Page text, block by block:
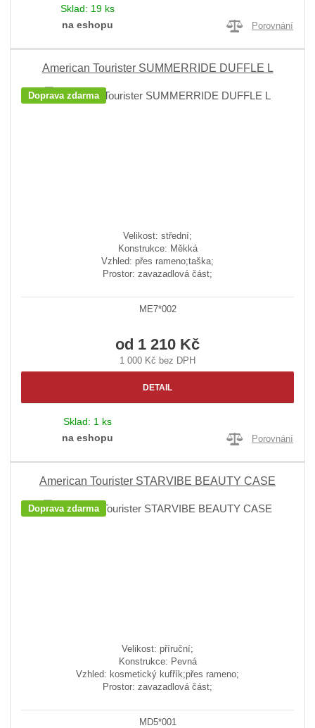
Sklad: 19 ks
na eshopu
Porovnání
American Tourister SUMMERRIDE DUFFLE L
Doprava zdarma
Velikost: střední;
Konstrukce: Měkká
Vzhled: přes rameno;taška;
Prostor: zavazadlová část;
ME7*002
od 1 210 Kč
1 000 Kč bez DPH
DETAIL
Sklad: 1 ks
na eshopu
Porovnání
American Tourister STARVIBE BEAUTY CASE
Doprava zdarma
Velikost: příruční;
Konstrukce: Pevná
Vzhled: kosmetický kufřík;přes rameno;
Prostor: zavazadlová část;
MD5*001